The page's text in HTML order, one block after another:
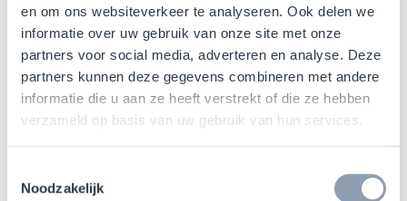
en om ons websiteverkeer te analyseren. Ook delen we
informatie over uw gebruik van onze site met onze
partners voor social media, adverteren en analyse. Deze
partners kunnen deze gegevens combineren met andere
informatie die u aan ze heeft verstrekt of die ze hebben
verzameld op basis van uw gebruik van hun services.
Noodzakelijk